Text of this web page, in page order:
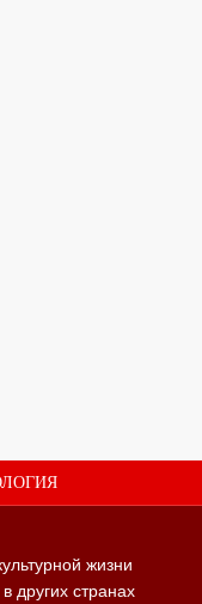
жизни
других странах